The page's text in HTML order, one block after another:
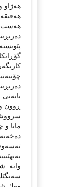
هەژاو
هەست
بابەتی
ڕوون و
مانا و
واتە: